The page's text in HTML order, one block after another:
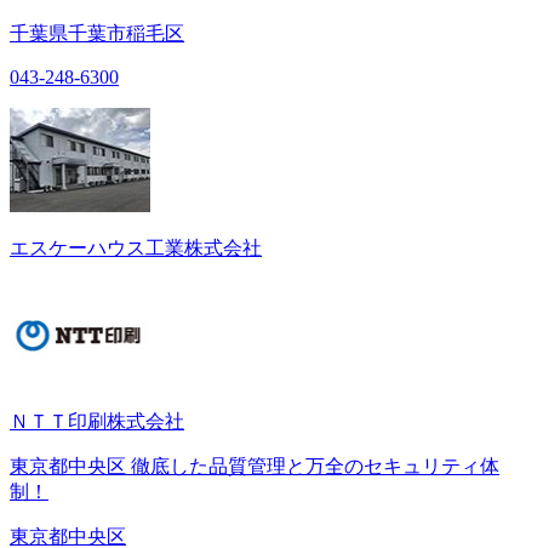
千葉県千葉市稲毛区
043-248-6300
エスケーハウス工業株式会社
ＮＴＴ印刷株式会社
東京都中央区 徹底した品質管理と万全のセキュリティ体
制！
東京都中央区